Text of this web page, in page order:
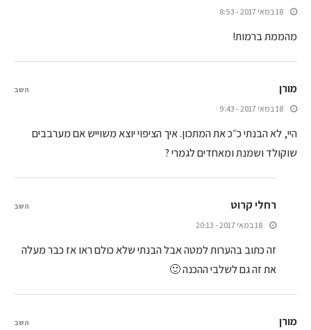
18 במאי 2017 - 8:53
מהממת ברמות!
מורן
18 במאי 2017 - 9:43
היי, לא הבנתי כ״כ את המתכון. איך הציפוי יוצא משוייש אם מערבבים
שוקולד ושמנת ומאחדים לגמרי ?
השב
רחלי קרוט
18 במאי 2017 - 20:13
זה כתוב בהערות למטה אבל הבנתי שלא כולם ראו אז כבר מעלה
את זה גם לשלבי ההכנה 🙂
השב
מורן השב